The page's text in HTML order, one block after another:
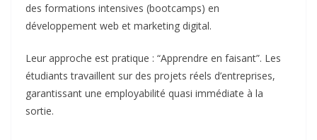
des formations intensives (bootcamps) en
développement web et marketing digital.
Leur approche est pratique : “Apprendre en faisant”. Les
étudiants travaillent sur des projets réels d’entreprises,
garantissant une employabilité quasi immédiate à la
sortie.